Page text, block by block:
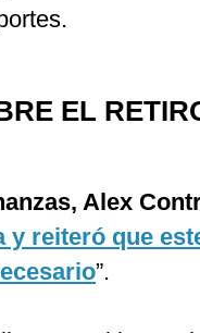
EL
Alex
y reiteró que
”.